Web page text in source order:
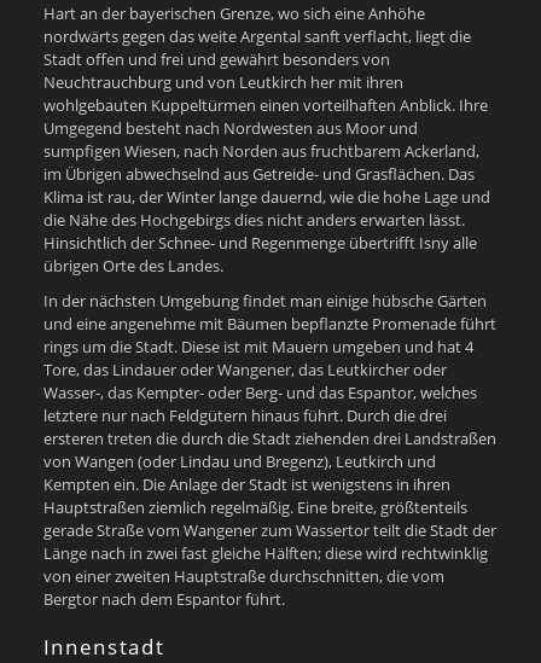
Hart an der bayerischen Grenze, wo sich eine Anhöhe
nordwärts gegen das weite Argental sanft verflacht, liegt die
Stadt offen und frei und gewährt besonders von
Neuchtrauchburg und von Leutkirch her mit ihren
wohlgebauten Kuppeltürmen einen vorteilhaften Anblick. Ihre
Umgegend besteht nach Nordwesten aus Moor und
sumpfigen Wiesen, nach Norden aus fruchtbarem Ackerland,
im Übrigen abwechselnd aus Getreide- und Grasflächen. Das
Klima ist rau, der Winter lange dauernd, wie die hohe Lage und
die Nähe des Hochgebirgs dies nicht anders erwarten lässt.
Hinsichtlich der Schnee- und Regenmenge übertrifft Isny alle
übrigen Orte des Landes.
In der nächsten Umgebung findet man einige hübsche Gärten
und eine angenehme mit Bäumen bepflanzte Promenade führt
rings um die Stadt. Diese ist mit Mauern umgeben und hat 4
Tore, das Lindauer oder Wangener, das Leutkircher oder
Wasser-, das Kempter- oder Berg- und das Espantor, welches
letztere nur nach Feldgütern hinaus führt. Durch die drei
ersteren treten die durch die Stadt ziehenden drei Landstraßen
von Wangen (oder Lindau und Bregenz), Leutkirch und
Kempten ein. Die Anlage der Stadt ist wenigstens in ihren
Hauptstraßen ziemlich regelmäßig. Eine breite, größtenteils
gerade Straße vom Wangener zum Wassertor teilt die Stadt der
Länge nach in zwei fast gleiche Hälften; diese wird rechtwinklig
von einer zweiten Hauptstraße durchschnitten, die vom
Bergtor nach dem Espantor führt.
Innenstadt